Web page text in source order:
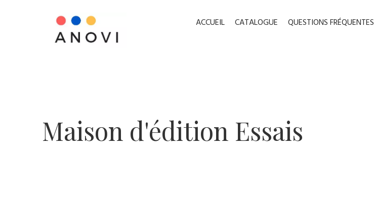
ACCUEIL CATALOGUE QUESTIONS FRÉQUENTES
​Maison d'édition ​Essais